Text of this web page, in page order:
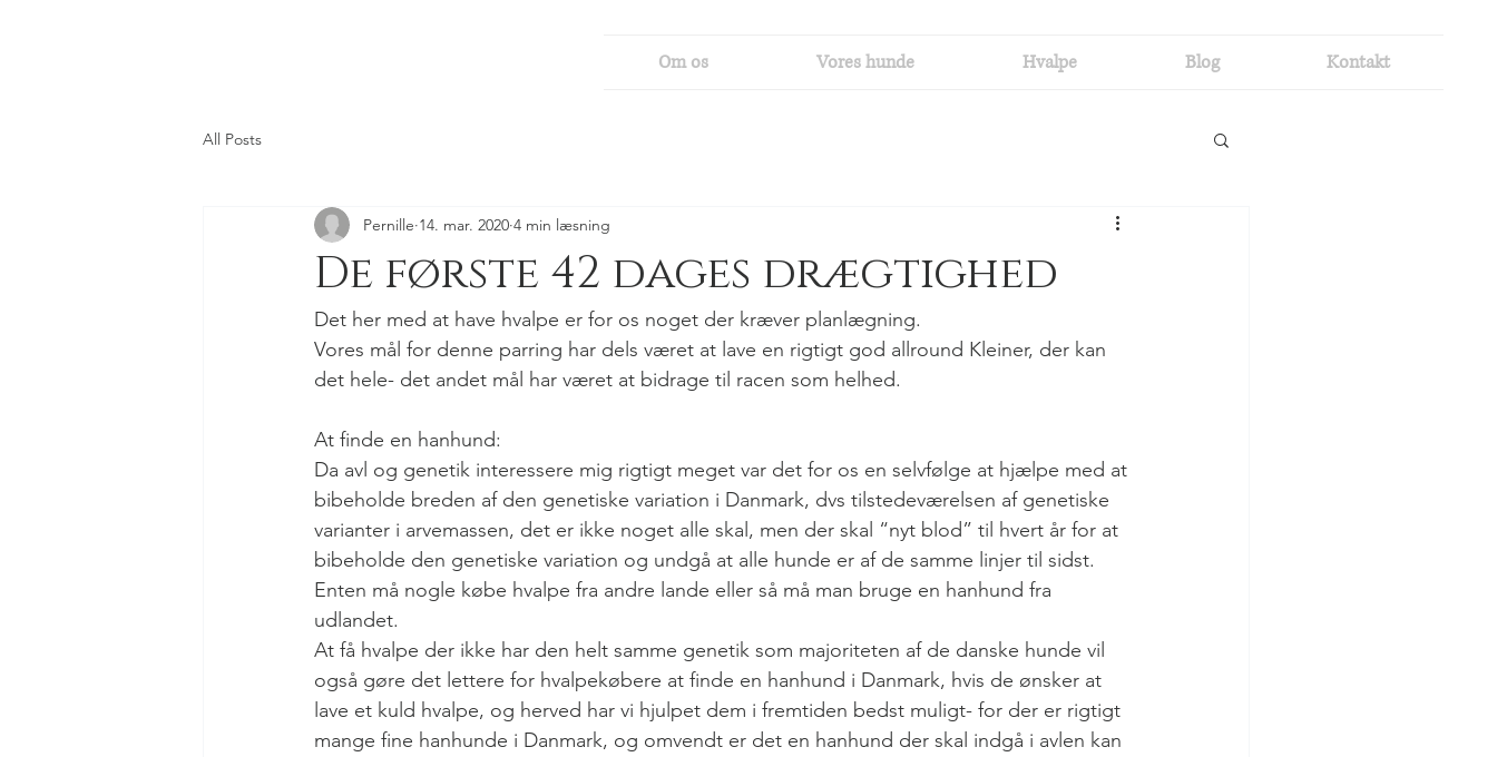
Om os Vores hunde Hvalpe Blog Kontakt
All Posts
De første 42 dages drægtighed
Pernille 14. mar. 2020 4 min læsning
Det her med at have hvalpe er for os noget der kræver planlægning.
Vores mål for denne parring har dels været at lave en rigtigt god allround Kleiner, der kan
det hele- det andet mål har været at bidrage til racen som helhed.
At finde en hanhund:
Da avl og genetik interessere mig rigtigt meget var det for os en selvfølge at hjælpe med at
bibeholde breden af den genetiske variation i Danmark, dvs tilstedeværelsen af genetiske
varianter i arvemassen, det er ikke noget alle skal, men der skal “nyt blod” til hvert år for at
bibeholde den genetiske variation og undgå at alle hunde er af de samme linjer til sidst.
Enten må nogle købe hvalpe fra andre lande eller så må man bruge en hanhund fra
udlandet.
At få hvalpe der ikke har den helt samme genetik som majoriteten af de danske hunde vil
også gøre det lettere for hvalpekøbere at finde en hanhund i Danmark, hvis de ønsker at
lave et kuld hvalpe, og herved har vi hjulpet dem i fremtiden bedst muligt- for der er rigtigt
mange fine hanhunde i Danmark, og omvendt er det en hanhund der skal indgå i avlen kan